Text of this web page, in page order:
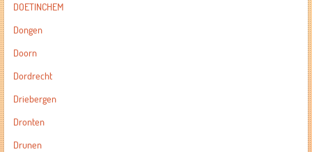
DOETINCHEM
Dongen
Doorn
Dordrecht
Driebergen
Dronten
Drunen